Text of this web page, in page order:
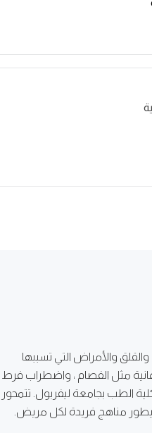
والأمراض التي تسببها
مثل الفصام ، واضطراب فرط
الطب بجامعة ليفربول. تتمحور
ويطور مناهج فريدة لكل مريض.